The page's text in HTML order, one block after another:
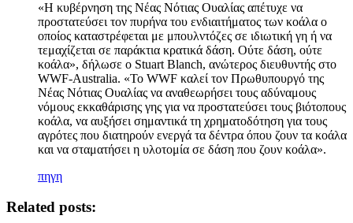
«Η κυβέρνηση της Νέας Νότιας Ουαλίας απέτυχε να
προστατεύσει τον πυρήνα του ενδιαιτήματος των κοάλα ο
οποίος καταστρέφεται με μπουλντόζες σε ιδιωτική γη ή να
τεμαχίζεται σε παράκτια κρατικά δάση. Ούτε δάση, ούτε
κοάλα», δήλωσε ο Stuart Blanch, ανώτερος διευθυντής στο
WWF-Australia. «Το WWF καλεί τον Πρωθυπουργό της
Νέας Νότιας Ουαλίας να αναθεωρήσει τους αδύναμους
νόμους εκκαθάρισης γης για να προστατεύσει τους βιότοπους
κοάλα, να αυξήσει σημαντικά τη χρηματοδότηση για τους
αγρότες που διατηρούν ενεργά τα δέντρα όπου ζουν τα κοάλα
και να σταματήσει η υλοτομία σε δάση που ζουν κοάλα».
πηγη
Related posts: